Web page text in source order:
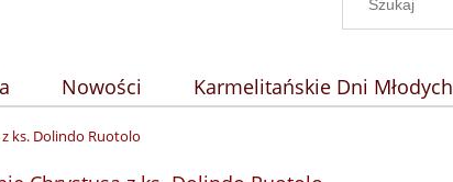
Nowości Karmelitańskie Dni Młodych
ks. Dolindo Ruotolo